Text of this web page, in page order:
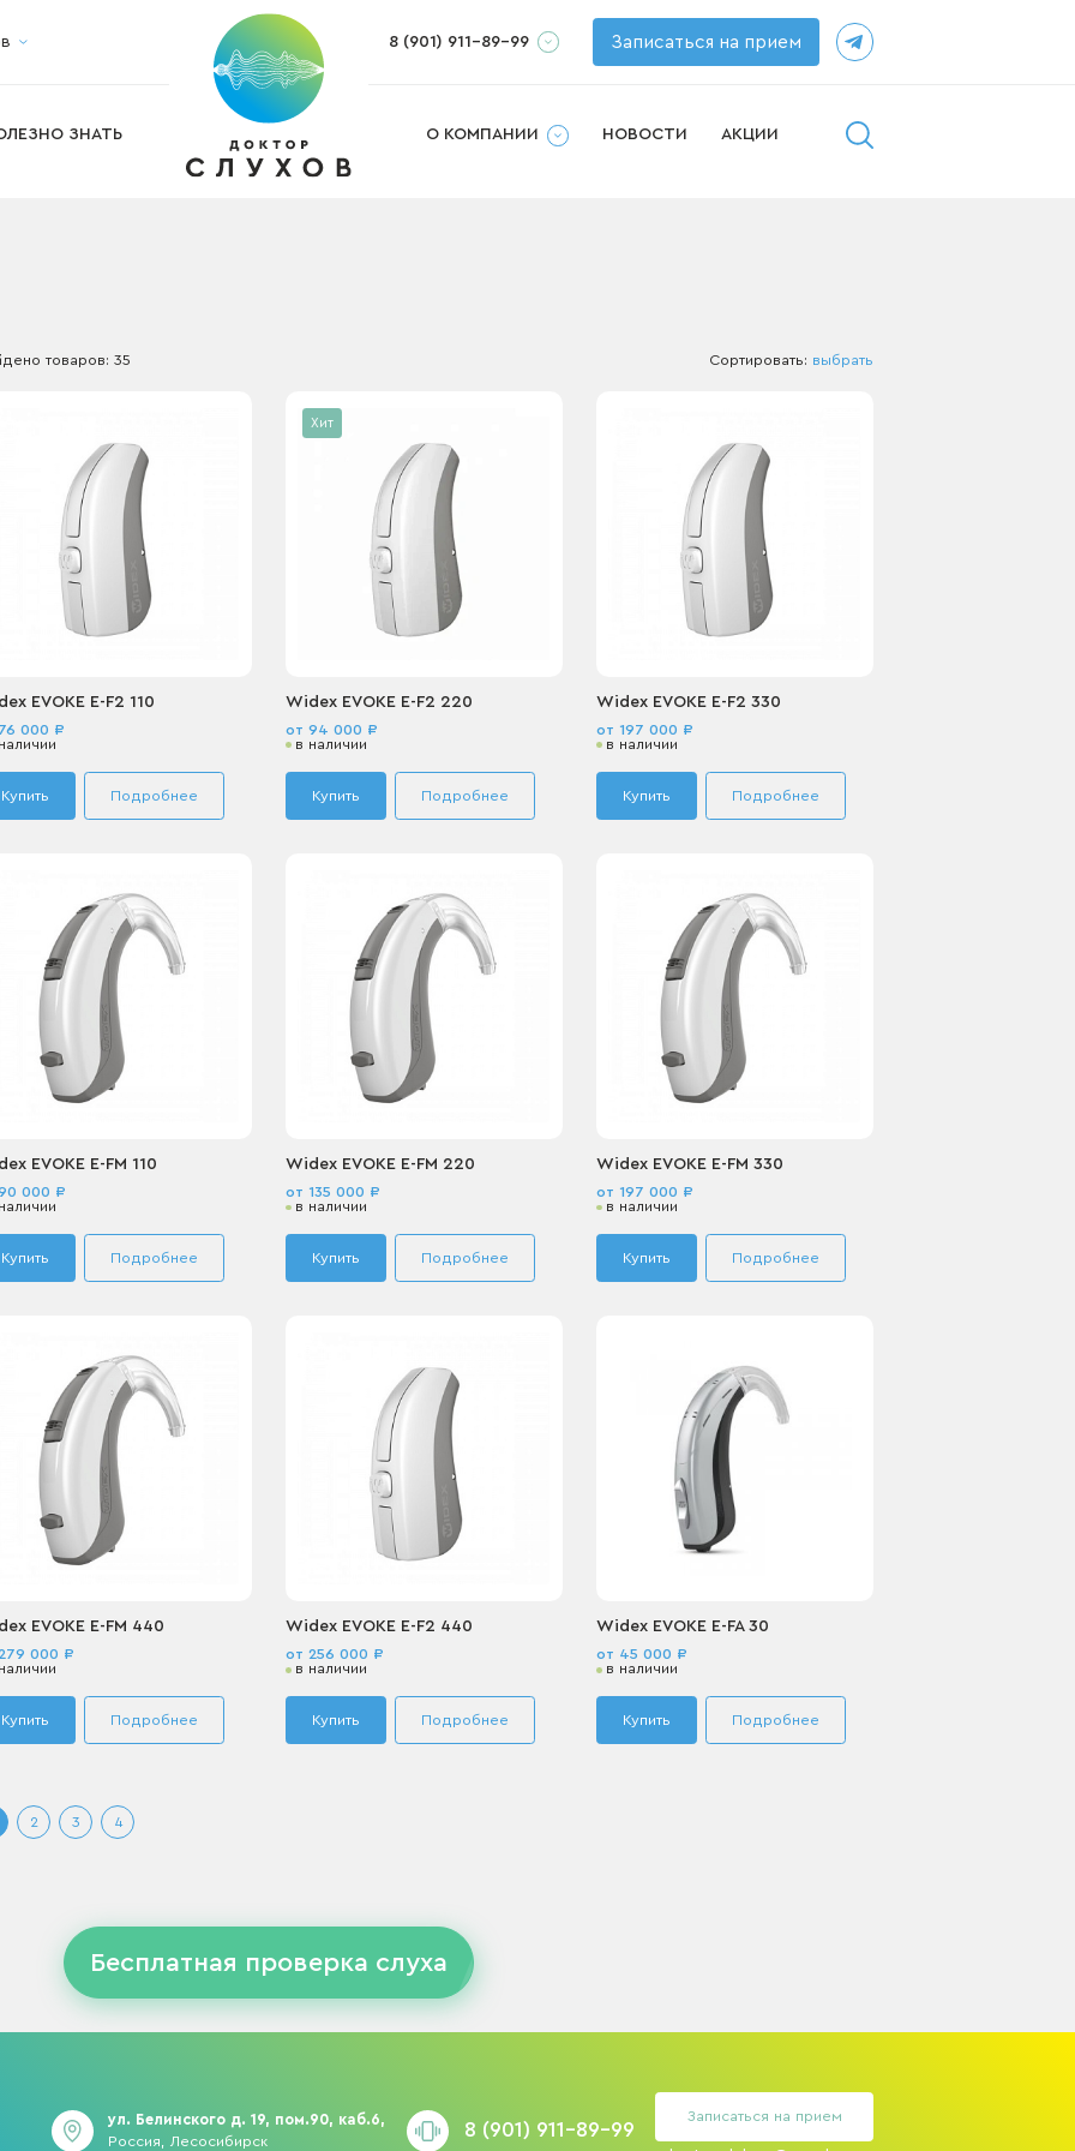
Настройка слухового аппарата
Ремонт и обслуживание слуховых аппаратов
Изготовление ушных вкладышей
Изготовление индивидуальных берушей
Подбор слухового аппарата на дому
ЗНАТЬ
8 (901) 911-89-99 Записаться на прием
О КОМПАНИИ НОВОСТИ АКЦИИ
товаров: 35 Сортировать: выбрать
EVOKE E-F2 110
000 ₽
Купить Подробнее
Хит
Widex EVOKE E-F2 220
от 94 000 ₽
в наличии
Купить Подробнее
Widex EVOKE E-F2 330
от 197 000 ₽
в наличии
Купить Подробнее
EVOKE E-FM 110
000 ₽
Купить Подробнее
Widex EVOKE E-FM 220
от 135 000 ₽
в наличии
Купить Подробнее
Widex EVOKE E-FM 330
от 197 000 ₽
в наличии
Купить Подробнее
EVOKE E-FM 440
000 ₽
Купить Подробнее
Widex EVOKE E-F2 440
от 256 000 ₽
в наличии
Купить Подробнее
Widex EVOKE E-FA 30
от 45 000 ₽
в наличии
Купить Подробнее
2 3 4
Бесплатная проверка слуха
ул. Белинского д. 19, пом.90, каб.6,
Россия, Лесосибирск
8 (901) 911-89-99
Записаться на прием